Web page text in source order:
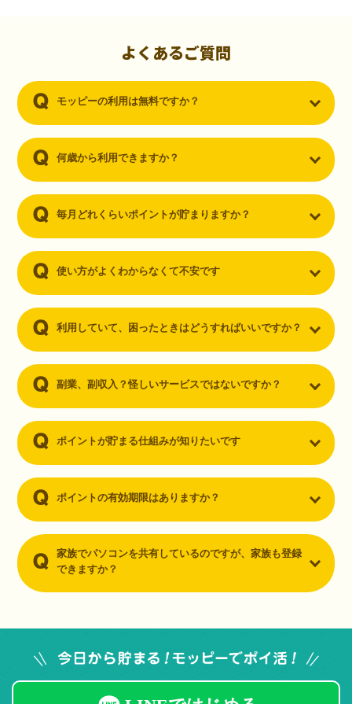
（30代・男性）
ーを知りました。クレジットカードを発行するだけでポイントが貯ま
るならと無料登録して、クレジットカードの発行やアプリダウンロー
よくあるご質問
モッピーの利用は無料ですか？
何歳から利用できますか？
毎月どれくらいポイントが貯まりますか？
使い方がよくわからなくて不安です
利用していて、困ったときはどうすればいいですか？
副業、副収入？怪しいサービスではないですか？
ポイントが貯まる仕組みが知りたいです
ポイントの有効期限はありますか？
家族でパソコンを共有しているのですが、家族も登録
できますか？